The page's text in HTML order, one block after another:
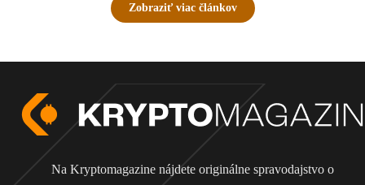
Zobraziť viac článkov
Na Kryptomagazine nájdete originálne spravodajstvo o